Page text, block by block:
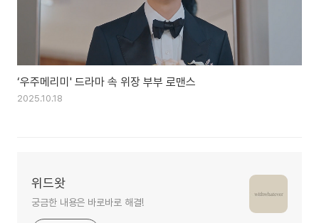
‘우주메리미' 드라마 속 위장 부부 로맨스
2025.10.18
위드왓
궁금한 내용은 바로바로 해결!